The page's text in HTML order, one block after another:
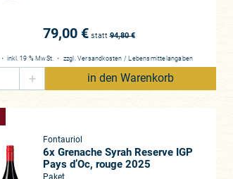
79,00 € statt 94,80€
・inkl. 19 % MwSt. ・ zzgl.Versandkosten / Lebensmittelangaben
+ in den Warenkorb
Fontauriol
6x Grenache Syrah Reserve IGP
Pays d’Oc, rouge 2025